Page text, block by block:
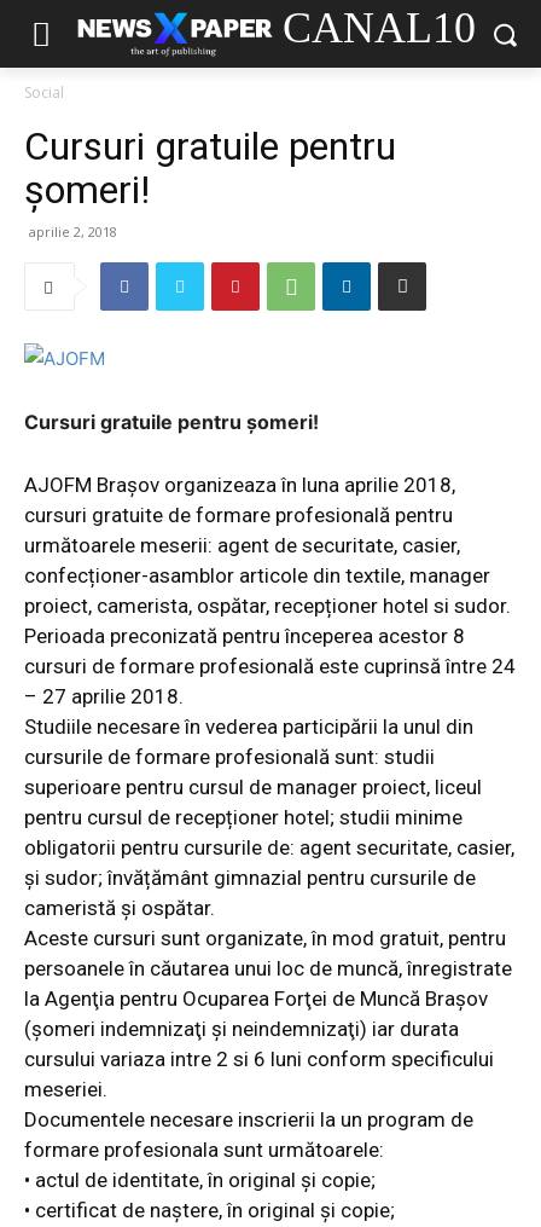
CANAL10
Social
Cursuri gratuile pentru
șomeri!
aprilie 2, 2018
Cursuri gratuile pentru șomeri!
AJOFM Brașov organizeaza în luna aprilie 2018,
cursuri gratuite de formare profesională pentru
următoarele meserii: agent de securitate, casier,
confecționer-asamblor articole din textile, manager
proiect, camerista, ospătar, recepționer hotel si sudor.
Perioada preconizată pentru începerea acestor 8
cursuri de formare profesională este cuprinsă între 24
– 27 aprilie 2018.
Studiile necesare în vederea participării la unul din
cursurile de formare profesională sunt: studii
superioare pentru cursul de manager proiect, liceul
pentru cursul de recepționer hotel; studii minime
obligatorii pentru cursurile de: agent securitate, casier,
și sudor; învățământ gimnazial pentru cursurile de
cameristă și ospătar.
Aceste cursuri sunt organizate, în mod gratuit, pentru
persoanele în căutarea unui loc de muncă, înregistrate
la Agenţia pentru Ocuparea Forţei de Muncă Braşov
(şomeri indemnizaţi şi neindemnizaţi) iar durata
cursului variaza intre 2 si 6 luni conform specificului
meseriei.
Documentele necesare inscrierii la un program de
formare profesionala sunt următoarele:
• actul de identitate, în original şi copie;
• certificat de naştere, în original şi copie;